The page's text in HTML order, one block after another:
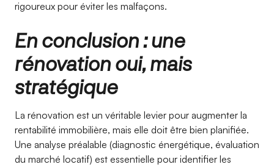
rigoureux pour éviter les malfaçons.
En conclusion : une
rénovation oui, mais
stratégique
La rénovation est un véritable levier pour augmenter la
rentabilité immobilière, mais elle doit être bien planifiée.
Une analyse préalable (diagnostic énergétique, évaluation
du marché locatif) est essentielle pour identifier les